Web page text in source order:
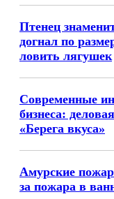
Птенец
догнал по
ловить лягушек
Современные
бизнеса:
«Берега вкуса»
Амурские
за пожара в